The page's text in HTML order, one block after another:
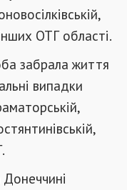
ОТГ області.
забрала життя
випадки